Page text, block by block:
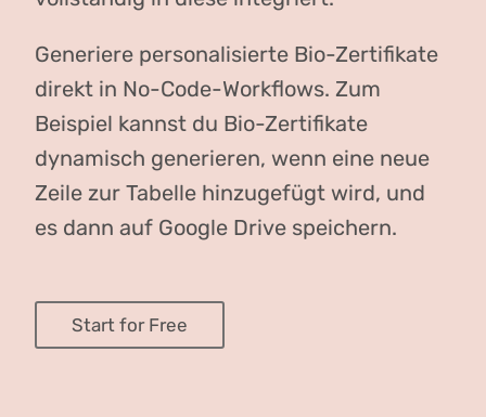
Generiere personalisierte Bio-Zertifikate
direkt in No-Code-Workflows. Zum
Beispiel kannst du Bio-Zertifikate
dynamisch generieren, wenn eine neue
Zeile zur Tabelle hinzugefügt wird, und
es dann auf Google Drive speichern.
Start for Free